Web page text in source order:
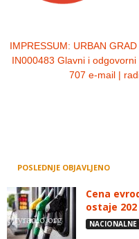
IMPRESSUM: URBAN
IN000483 Glavni i
707 e-mail |
POSLEDNJE OBJAVLJENO
Cena
ostaje
NACIONALNE